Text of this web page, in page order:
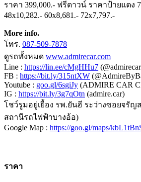
ราคา 399,000.- ฟรีดาวน์ ราคาป้ายแดง
48x10,282.- 60x8,681.- 72x7,797.-
More info.
โทร. 087-509-7878
ดูรถทั้งหมด www.admirecar.com
Line : https://lin.ee/cMgHHu7
FB : https://bit.ly/315ntXW
Youtube : goo.gl/6sgiJy (ADMIRE CAR
IG : https://bit.ly/3g7qOtn (admire.car)
โชว์รูมอยู่เยื้อง รพ.ยันฮี ระว่างซอยจรัญ
สถานีรถไฟฟ้าบางอ้อ)
Google Map : https://goo.gl/maps/
ราคา